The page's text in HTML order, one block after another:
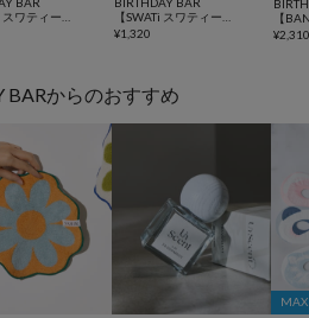
¥1,320 ¥
BARからのおすすめ